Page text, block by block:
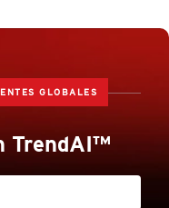
GLOBALES
TrendAI™